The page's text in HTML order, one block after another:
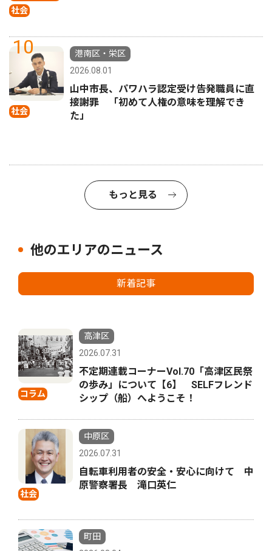
社会
10
社会
港南区・栄区
2026.08.01
山中市長、パワハラ認定受け告発職員に直
接謝罪 「初めて人権の意味を理解でき
た」
もっと見る
他のエリアのニュース
新着記事
コラム
高津区
2026.07.31
不定期連載コーナーVol.70「高津区民祭
の歩み」について【6】 SELFフレンド
シップ（船）へようこそ！
社会
中原区
2026.07.31
自転車利用者の安全・安心に向けて 中
原警察署長 滝口英仁
町田